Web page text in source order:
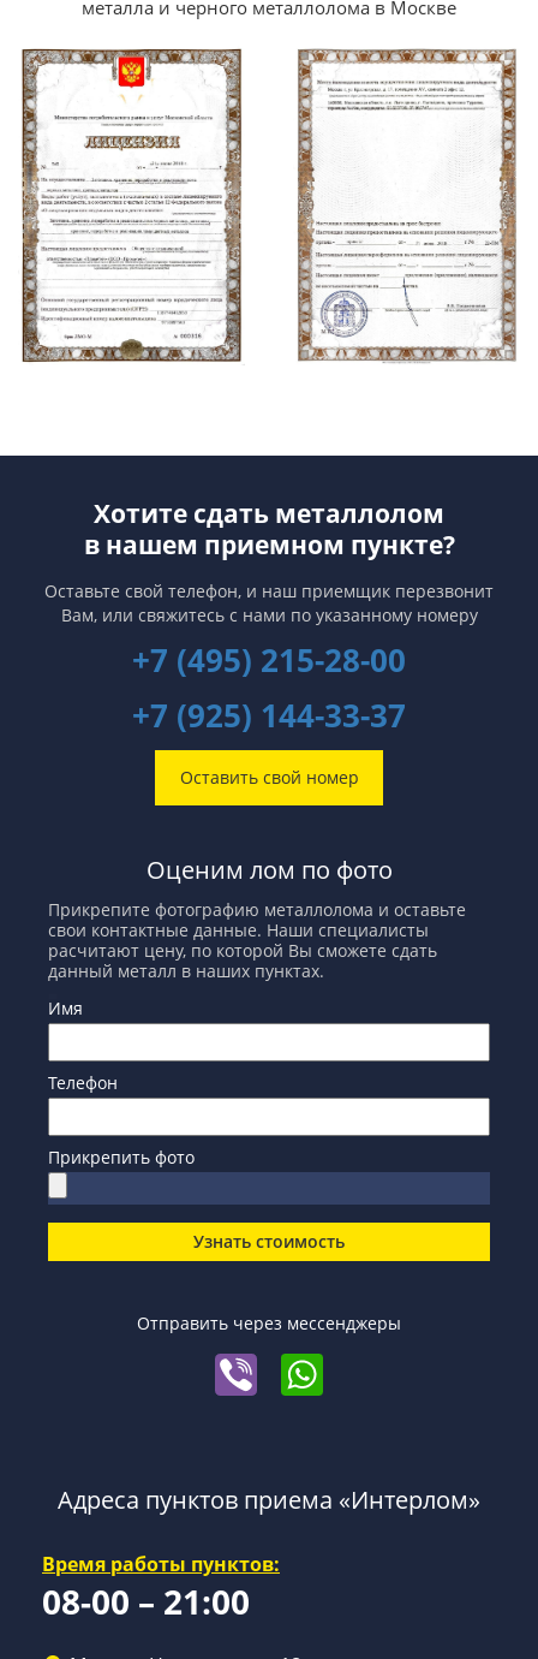
металла и черного металлолома в Москве
Хотите сдать металлолом
в нашем приемном пункте?
Оставьте свой телефон, и наш приемщик перезвонит
Вам, или свяжитесь с нами по указанному номеру
+7 (495) 215-28-00
+7 (925) 144-33-37
Оставить свой номер
Оценим лом по фото
Прикрепите фотографию металлолома и оставьте
свои контактные данные. Наши специалисты
расчитают цену, по которой Вы сможете сдать
данный металл в наших пунктах.
Имя
Телефон
Прикрепить фото
Узнать стоимость
Отправить через мессенджеры
Адреса пунктов приема «Интерлом»
Время работы пунктов:
08-00 – 21:00